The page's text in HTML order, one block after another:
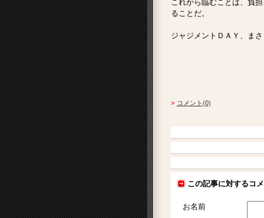
これから臨むことは、負
ることだ。
ジャジメントＤＡＹ、ま
コメント(0)
この記事に対するコ
お名前